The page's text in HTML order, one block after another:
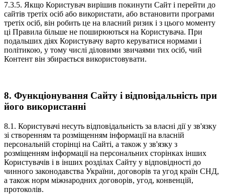
7.3.5. Якщо Користувач вирішив покинути Сайт і перейти до
сайтів третіх осіб або використати, або встановити програми
третіх осіб, він робить це на власний ризик і з цього моменту
ці Правила більше не поширюються на Користувача. При
подальших діях Користувачу варто керуватися нормами і
політикою, у тому числі діловими звичаями тих осіб, чий
Контент він збирається використовувати.
8. Функціонування Сайту і відповідальність при
його використанні
8.1. Користувачі несуть відповідальність за власні дії у зв'язку
зі створенням та розміщенням інформації на власній
персональній сторінці на Сайті, а також у зв'язку з
розміщенням інформації на персональних сторінках інших
Користувачів і в інших розділах Сайту у відповідності до
чинного законодавства України, договорів та угод країн СНД,
а також норм міжнародних договорів, угод, конвенцій,
протоколів.